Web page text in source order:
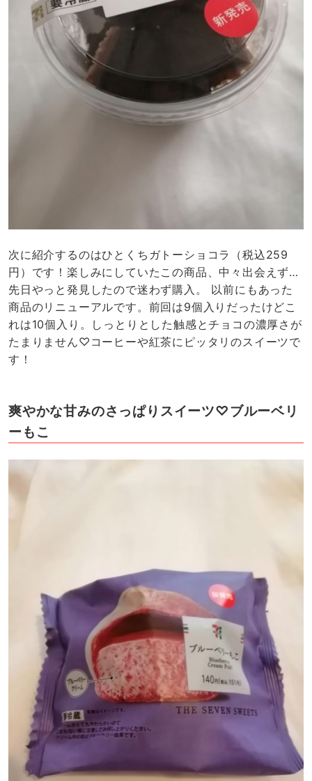
次に紹介するのはひとくちガトーショコラ（税込259
円）です！楽しみにしていたこの商品、中々出会えず…
先日やっと発見したので迷わず購入。 以前にもあった
商品のリニューアルです。前回は9個入りだったけどこ
れは10個入り。しっとりとした触感とチョコの濃厚さが
たまりません♡コーヒーや紅茶にピッタリのスイーツで
す！
爽やかな甘みのさっぱりスイーツ♡ブルーベリ
ーもこ